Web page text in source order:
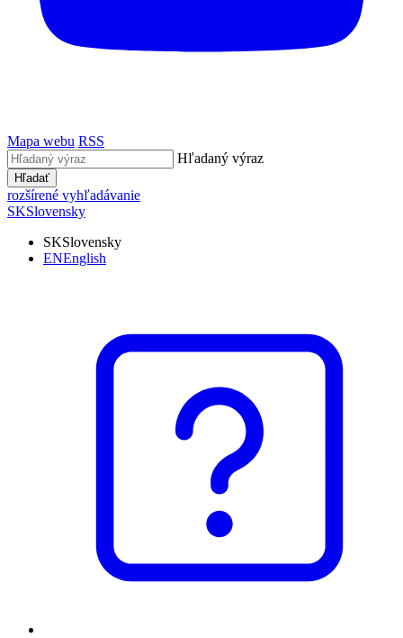
Mapa webu RSS
Hľadaný výraz
Hľadať
rozšírené vyhľadávanie
SKSlovensky
SKSlovensky
ENEnglish